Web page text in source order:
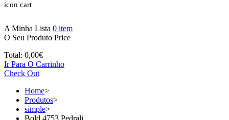
icon cart
A Minha Lista 0 item
O Seu Produto Price
Total: 0,00€
Ir Para O Carrinho
Check Out
Home>
Produtos>
simple>
Bold 4753 Pedrali